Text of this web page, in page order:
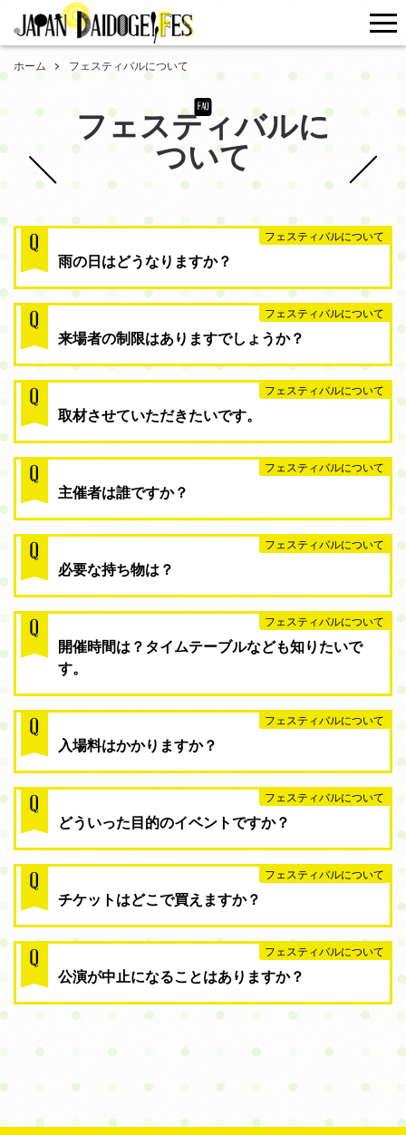
ホーム フェスティバルについて
FAQ
フェスティバルに
ついて
Q フェスティバルについて
雨の日はどうなりますか？
Q フェスティバルについて
来場者の制限はありますでしょうか？
Q フェスティバルについて
取材させていただきたいです。
Q フェスティバルについて
主催者は誰ですか？
Q フェスティバルについて
必要な持ち物は？
Q フェスティバルについて
開催時間は？タイムテーブルなども知りたいで
す。
Q フェスティバルについて
入場料はかかりますか？
Q フェスティバルについて
どういった目的のイベントですか？
Q フェスティバルについて
チケットはどこで買えますか？
Q フェスティバルについて
公演が中止になることはありますか？